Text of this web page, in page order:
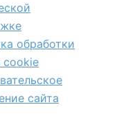
обработки
сookie
сайта